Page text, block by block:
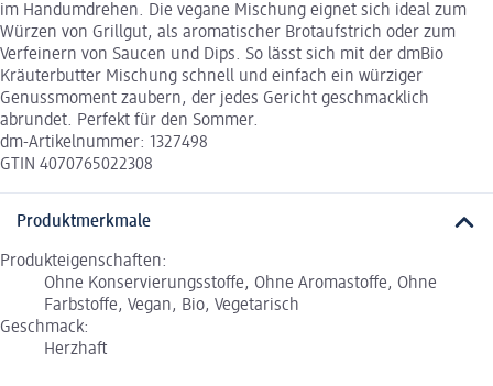
im Handumdrehen. Die vegane Mischung eignet sich ideal zum
Würzen von Grillgut, als aromatischer Brotaufstrich oder zum
Verfeinern von Saucen und Dips. So lässt sich mit der dmBio
Kräuterbutter Mischung schnell und einfach ein würziger
Genussmoment zaubern, der jedes Gericht geschmacklich
abrundet. Perfekt für den Sommer.
dm-Artikelnummer: 1327498
GTIN 4070765022308
Produktmerkmale
Produkteigenschaften:
Ohne Konservierungsstoffe, Ohne Aromastoffe, Ohne
Farbstoffe, Vegan, Bio, Vegetarisch
Geschmack:
Herzhaft